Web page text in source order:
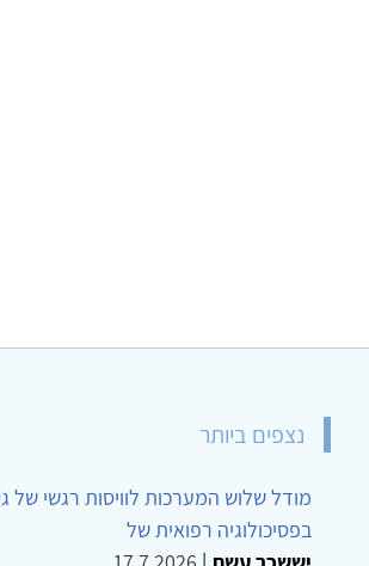
נצפים ביותר
מודל שלוש המערכות לוויסות רגשי של
בפסיכולוגיה רפואית של